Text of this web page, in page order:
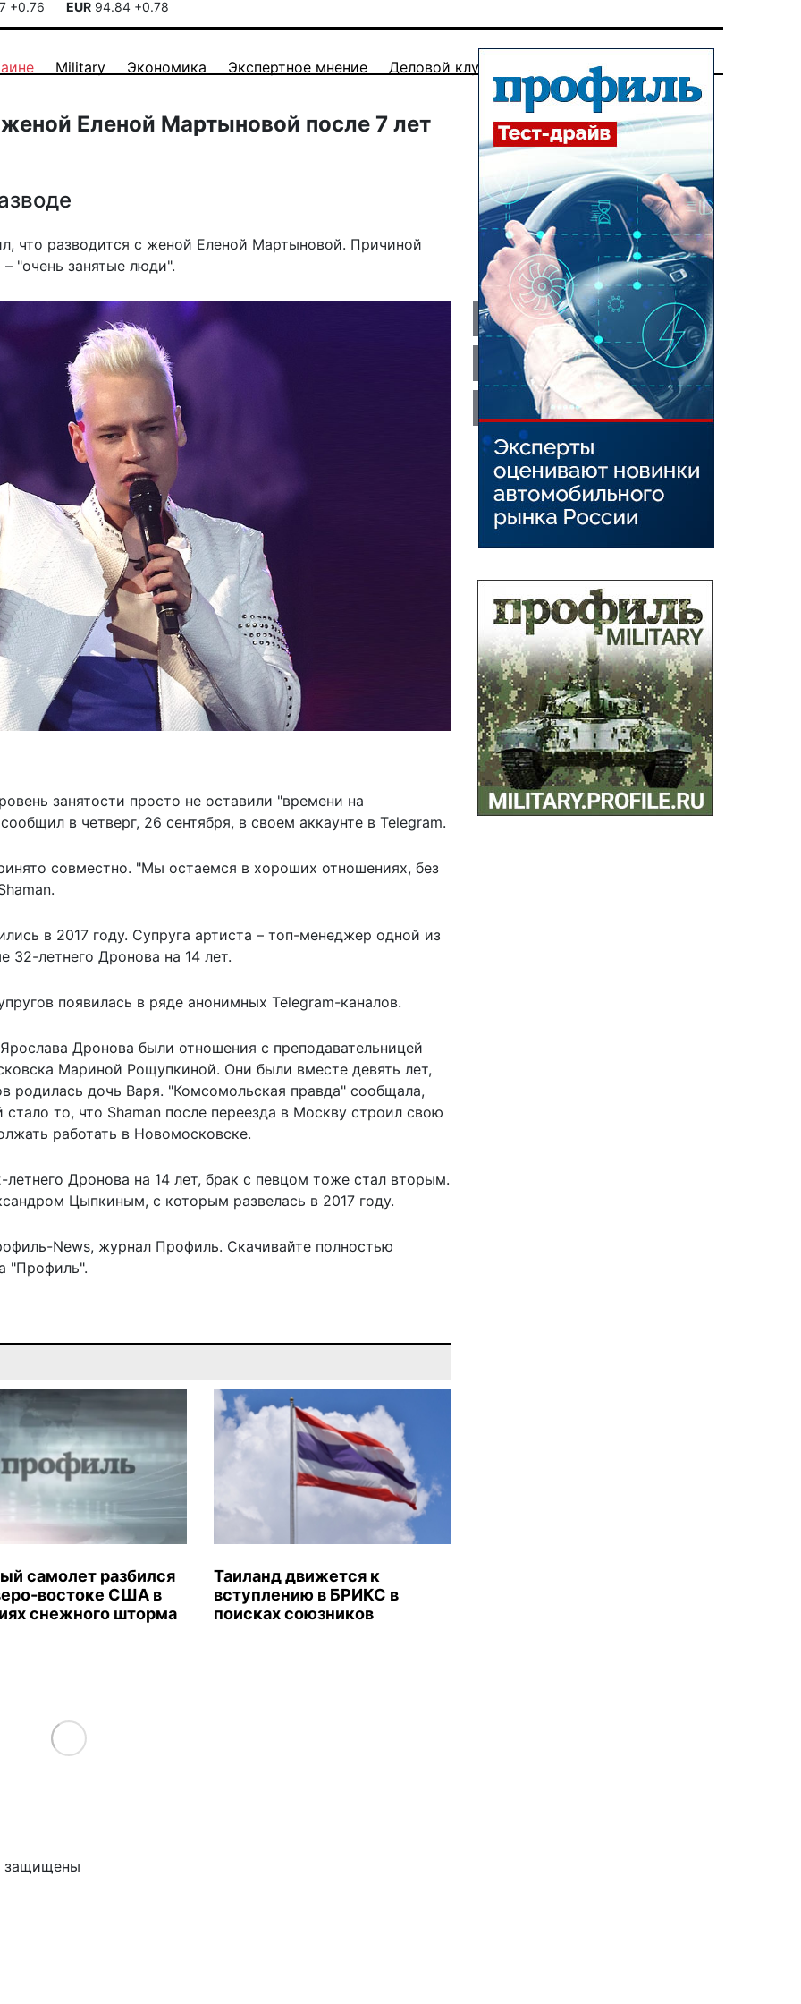
+0.76 EUR 94.84 +0.78
Military Экономика Экспертное мнение Деловой клуб
Еленой Мартыновой после 7 лет
что разводится с женой Еленой Мартыновой. Причиной
"очень занятые люди".
занятости просто не оставили "времени на
в четверг, 26 сентября, в своем аккаунте в Telegram.
совместно. "Мы остаемся в хороших отношениях, без
в 2017 году. Супруга артиста – топ-менеджер одной из
32-летнего Дронова на 14 лет.
появилась в ряде анонимных Telegram-каналов.
Дронова были отношения с преподавательницей
Мариной Рощупкиной. Они были вместе девять лет,
родилась дочь Варя. "Комсомольская правда" сообщала,
то, что Shaman после переезда в Москву строил свою
работать в Новомосковске.
Дронова на 14 лет, брак с певцом тоже стал вторым.
Цыпкиным, с которым развелась в 2017 году.
News, журнал Профиль. Скачивайте полностью
"Профиль".
самолет разбился
востоке США в
снежного шторма
Таиланд движется к
вступлению в БРИКС в
поисках союзников
Load More
защищены